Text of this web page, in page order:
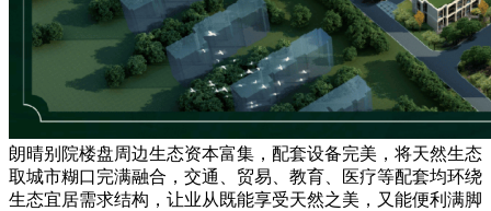
朗晴别院楼盘周边生态资本富集，配套设备完美，将天然生态
取城市糊口完满融合，交通、贸易、教育、医疗等配套均环绕
生态宜居需求结构，让业从既能享受天然之美，又能便利满脚